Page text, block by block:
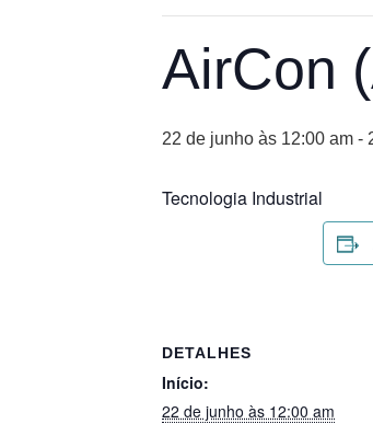
AirCon
22 de junho às 12:00 am -
Tecnologia Industrial
DETALHES
Início:
22 de junho às 12:00 am